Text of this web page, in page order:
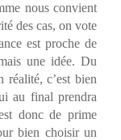
nous convient
des cas, on vote
est proche de
une idée. Du
réalité, c’est bien
au final prendra
donc de prime
bien choisir un